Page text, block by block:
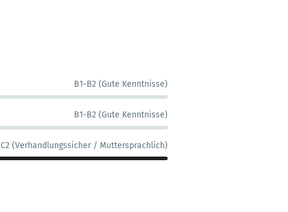
B1-B2 (Gute Kenntnisse)
B1-B2 (Gute Kenntnisse)
C2 (Verhandlungssicher / Muttersprachlich)